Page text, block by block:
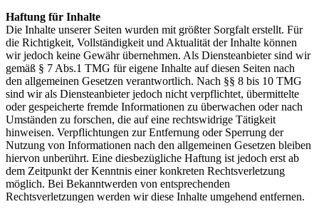
Haftung für Inhalte
Die Inhalte unserer Seiten wurden mit größter Sorgfalt erstellt. Für
die Richtigkeit, Vollständigkeit und Aktualität der Inhalte können
wir jedoch keine Gewähr übernehmen. Als Diensteanbieter sind wir
gemäß § 7 Abs.1 TMG für eigene Inhalte auf diesen Seiten nach
den allgemeinen Gesetzen verantwortlich. Nach §§ 8 bis 10 TMG
sind wir als Diensteanbieter jedoch nicht verpflichtet, übermittelte
oder gespeicherte fremde Informationen zu überwachen oder nach
Umständen zu forschen, die auf eine rechtswidrige Tätigkeit
hinweisen. Verpflichtungen zur Entfernung oder Sperrung der
Nutzung von Informationen nach den allgemeinen Gesetzen bleiben
hiervon unberührt. Eine diesbezügliche Haftung ist jedoch erst ab
dem Zeitpunkt der Kenntnis einer konkreten Rechtsverletzung
möglich. Bei Bekanntwerden von entsprechenden
Rechtsverletzungen werden wir diese Inhalte umgehend entfernen.